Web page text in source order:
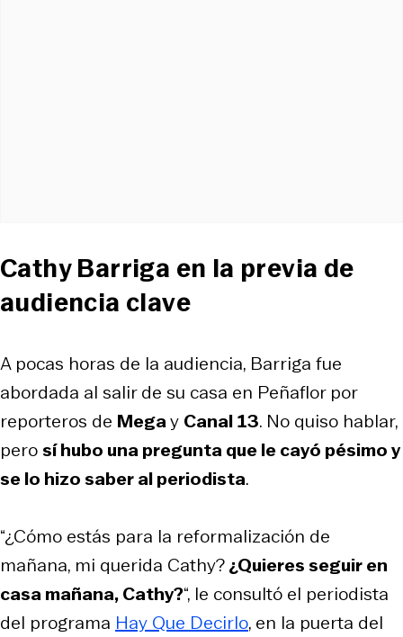
Cathy Barriga en la previa de
audiencia clave
A pocas horas de la audiencia, Barriga fue
abordada al salir de su casa en Peñaflor por
reporteros de Megay Canal 13. No quiso hablar,
perosí hubo una pregunta que le cayó pésimo y
se lo hizo saber al periodista.
“¿Cómo estás para la reformalización de
mañana, mi querida Cathy?¿Quieres seguir en
casa mañana, Cathy?“, le consultó el periodista
del programa Hay Que Decirlo, en la puerta del